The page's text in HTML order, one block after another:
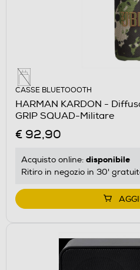
CASSE BLUETOOOTH
HARMAN KARDON -
GRIP SQUAD-Militare
€ 92,90
Acquisto online: disponibile
Ritiro in negozio in 30'